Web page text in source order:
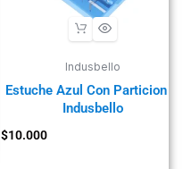
Indusbello
Estuche Azul Con Particiones
Indusbello
$10.000